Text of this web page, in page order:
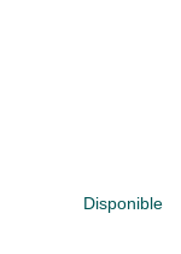
Disponible